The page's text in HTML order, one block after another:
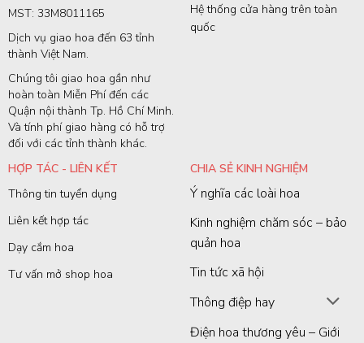
MST: 33M8011165
Dịch vụ giao hoa đến 63 tỉnh
thành Việt Nam.
Chúng tôi giao hoa gần như
hoàn toàn Miễn Phí đến các
Quận nội thành Tp. Hồ Chí Minh.
Và tính phí giao hàng có hỗ trợ
đối với các tỉnh thành khác.
Hệ thống cửa hàng trên toàn
quốc
HỢP TÁC - LIÊN KẾT
Thông tin tuyển dụng
Liên kết hợp tác
Dạy cắm hoa
Tư vấn mở shop hoa
CHIA SẺ KINH NGHIỆM
Ý nghĩa các loài hoa
Kinh nghiệm chăm sóc – bảo
quản hoa
Tin tức xã hội
Thông điệp hay
Điện hoa thương yêu – Giới